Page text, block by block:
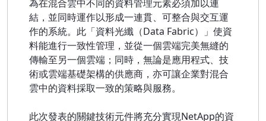
為在混合雲中不同的資料管理元素必須加以連
結，並同時運作以形成一連貫、可整合與交互運
作的系統。此「資料光纖（Data Fabric）」使資
料能進行一致性管理，並從一個雲端完美無縫的
傳輸至另一個雲端；同時，無論是應用程式、技
術或雲端基礎架構的供應商，亦可讓企業對混合
雲中的資料採取一致的策略與服務。
此次發表的關鍵技術元件將充分實現NetApp的資